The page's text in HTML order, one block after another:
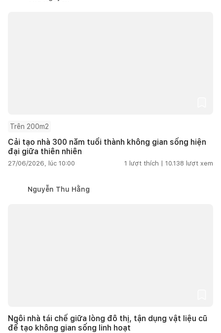
Trên 200m2
Cải tạo nhà 300 năm tuổi thành không gian sống hiện
đại giữa thiên nhiên
27/06/2026, lúc 10:00 1 lượt thích | 10.138 lượt xem
Nguyễn Thu Hằng
Ngôi nhà tái chế giữa lòng đô thị, tận dụng vật liệu cũ
để tạo không gian sống linh hoạt